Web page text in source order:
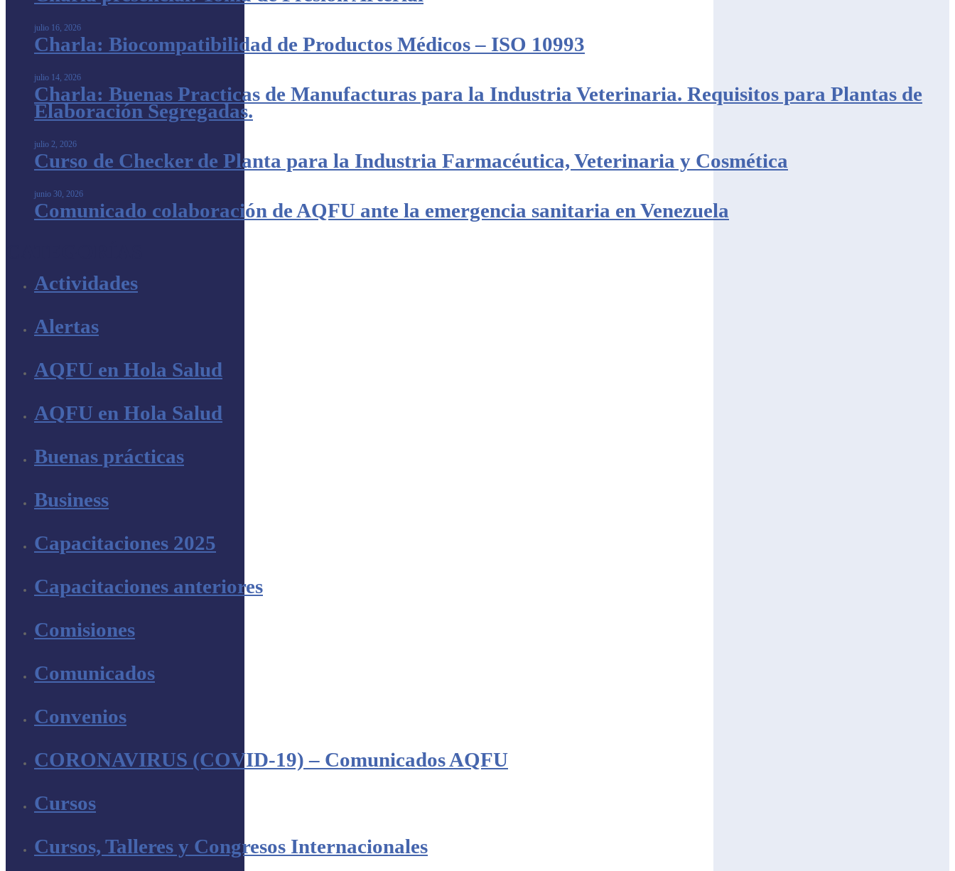
Charla: Biocompatibilidad de Productos Médicos – ISO 10993
julio 16, 2026
Charla: Buenas Practicas de Manufacturas para la Industria Veterinaria. Requisitos para Plantas de
Elaboración Segregadas.
julio 14, 2026
Curso de Checker de Planta para la Industria Farmacéutica, Veterinaria y Cosmética
julio 2, 2026
Comunicado colaboración de AQFU ante la emergencia sanitaria en Venezuela
junio 30, 2026
Actividades
Alertas
AQFU en Hola Salud
AQFU en Hola Salud
Buenas prácticas
Business
Capacitaciones 2025
Capacitaciones anteriores
Comisiones
Comunicados
Convenios
CORONAVIRUS (COVID-19) – Comunicados AQFU
Cursos
Cursos, Talleres y Congresos Internacionales